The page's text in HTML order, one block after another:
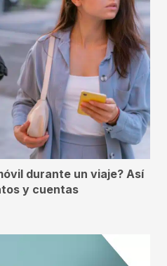
durante un viaje? Así
y cuentas